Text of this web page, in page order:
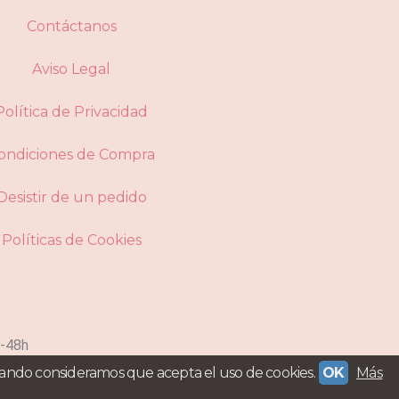
Contáctanos
Aviso Legal
de Privacidad
de Compra
de un pedido
Políticas de Cookies
48h
consideramos que acepta el uso de cookies. OK
Más